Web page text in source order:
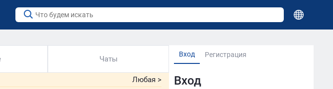
Вход Регистрация
Вход
Чаты
Любая >